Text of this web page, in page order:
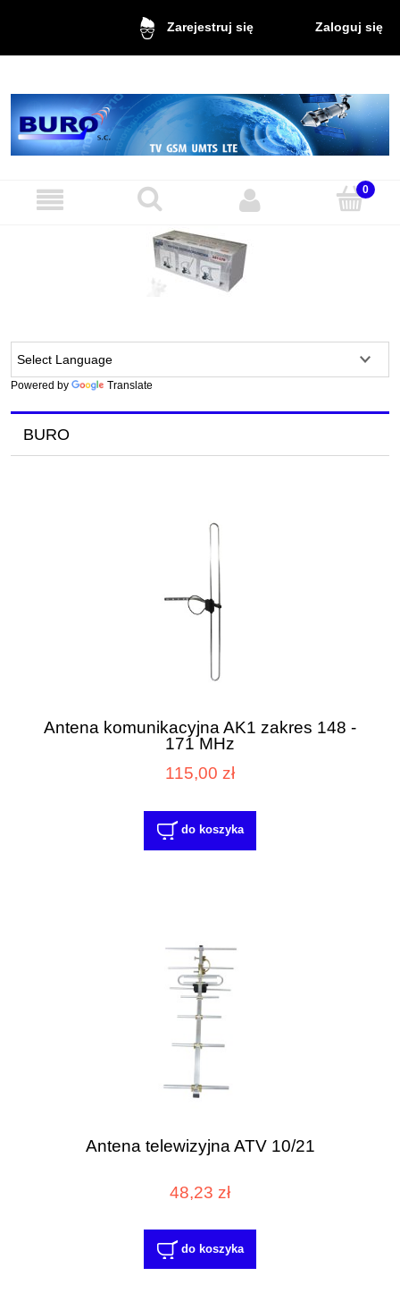
Zarejestruj się Zaloguj się
Powered by Translate
BURO
Antena komunikacyjna AK1 zakres 148 -
171 MHz
115,00 zł
do koszyka
Antena telewizyjna ATV 10/21
48,23 zł
do koszyka